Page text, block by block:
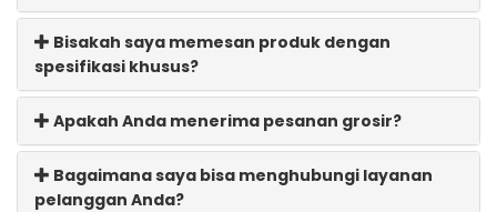
Bisakah saya memesan produk dengan
spesifikasi khusus?
Apakah Anda menerima pesanan grosir?
Bagaimana saya bisa menghubungi layanan
pelanggan Anda?